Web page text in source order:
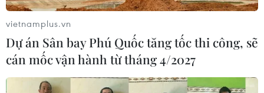
vietnamplus.vn
Dự án Sân bay Phú Quốc tăng tốc thi công, sẽ
cán mốc vận hành từ tháng 4/2027